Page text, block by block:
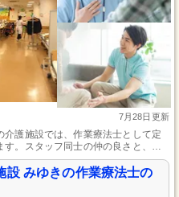
7月28日更新
護施設では、作業療法士として定
。スタッフ同士の仲の良さと、育
事の両立がしやすいのが特徴です。
設 みゆきの作業療法士の